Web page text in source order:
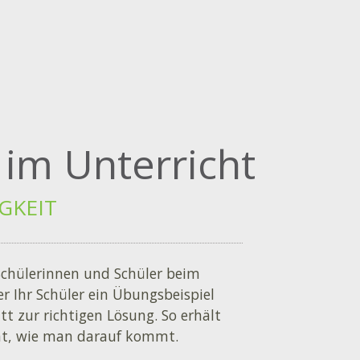
Unterricht
und Schüler beim
Ihr Schüler ein Übungsbeispiel
zur richtigen Lösung. So erhält
wie man darauf kommt.